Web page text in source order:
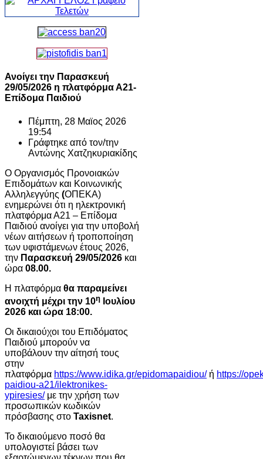
Ανοίγει την Παρασκευή
29/05/2026 η πλατφόρμα Α21-
Επίδομα Παιδιού
Πέμπτη, 28 Μαϊος 2026
19:54
Γράφτηκε από τον/την
Αντώνης Χατζηκυριακίδης
Ο Οργανισμός Προνοιακών
Επιδομάτων και Κοινωνικής
Αλληλεγγύης (ΟΠΕΚΑ)
ενημερώνει ότι η ηλεκτρονική
πλατφόρμα Α21 – Επίδομα
Παιδιού ανοίγει για την υποβολή
νέων αιτήσεων ή τροποποίηση
των υφιστάμενων έτους 2026,
την Παρασκευή 29/05/2026 και
ώρα 08.00.
Η πλατφόρμα θα παραμείνει
ανοιχτή μέχρι την 10η Ιουλίου
2026 και ώρα 18:00.
Οι δικαιούχοι του Επιδόματος
Παιδιού μπορούν να
υποβάλουν την αίτησή τους
στην
πλατφόρμα https://www.idika.gr/epidomapaidiou/ή https://
paidiou-a21/ilektronikes-
ypiresies/με την χρήση των
προσωπικών κωδικών
πρόσβασης στο Taxisnet.
Το δικαιούμενο ποσό θα
υπολογιστεί βάσει των